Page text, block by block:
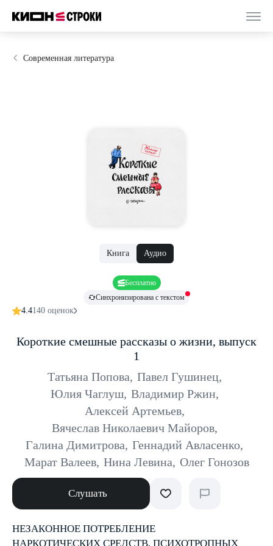
Современная литература
Книга Аудио
Бесплатно
Синхронизирована с текстом
4.4140 оценок
Короткие смешные рассказы о жизни, выпуск
1
Татьяна Попова, Павел Гушинец,
Юлия Чаглуш, Владимир Ржин,
Алексей Артемьев,
Вячеслав Николаевич Майоров,
Галина Димитрова, Геннадий Авласенко,
Марат Валеев, Нина Левина, Олег Гонозов
Слушать
НЕЗАКОННОЕ ПОТРЕБЛЕНИЕ
НАРКОТИЧЕСКИХ СРЕДСТВ, ПСИХОТРОПНЫХ